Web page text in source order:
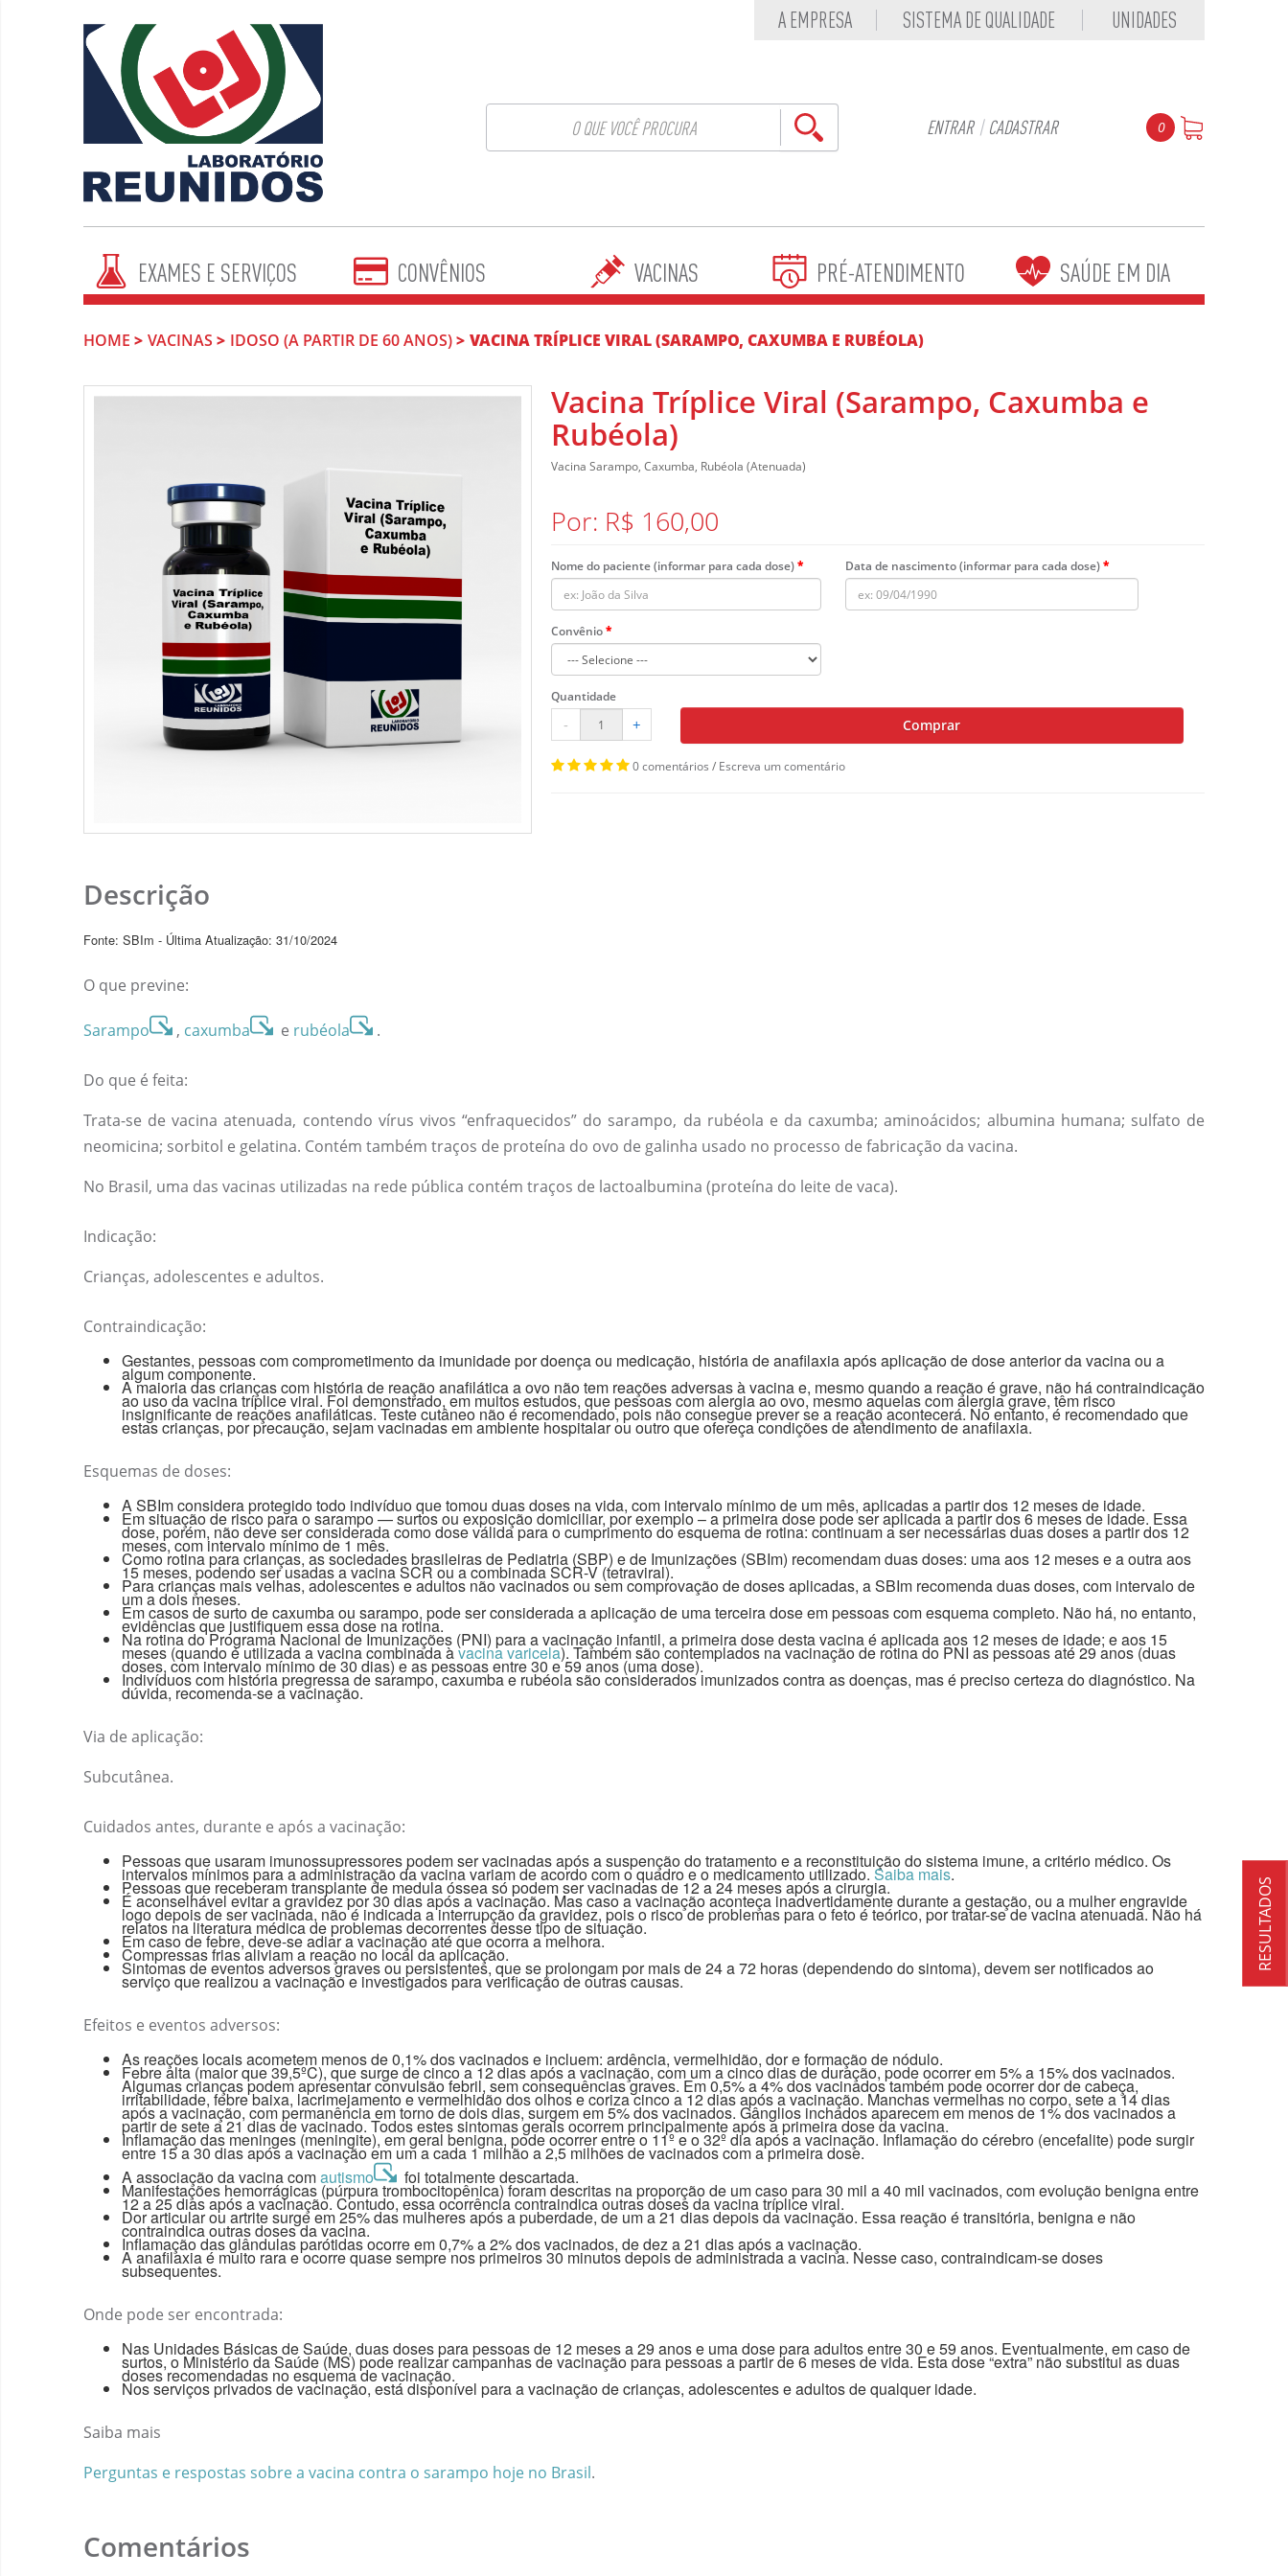
A EMPRESA SISTEMA DE QUALIDADE UNIDADES
ENTRAR | CADASTRAR 0
EXAMES E SERVIÇOS CONVÊNIOS VACINAS PRÉ-ATENDIMENTO SAÚDE EM DIA
HOME VACINAS IDOSO (A PARTIR DE 60 ANOS) VACINA TRÍPLICE VIRAL (SARAMPO, CAXUMBA E RUBÉOLA)
Vacina Tríplice Viral (Sarampo, Caxumba e
Rubéola)
Vacina Sarampo, Caxumba, Rubéola (Atenuada)
Por: R$ 160,00
Nome do paciente (informar para cada dose) Data de nascimento (informar para cada dose)
Convênio
Quantidade
- + Comprar
0 comentários / Escreva um comentário
Descrição
Fonte: SBIm - Última Atualização: 31/10/2024
O que previne:
Sarampo , caxumba e rubéola .
Do que é feita:
Trata-se de vacina atenuada, contendo vírus vivos “enfraquecidos” do sarampo, da rubéola e da caxumba; aminoácidos; albumina humana; sulfato de
neomicina; sorbitol e gelatina. Contém também traços de proteína do ovo de galinha usado no processo de fabricação da vacina.
No Brasil, uma das vacinas utilizadas na rede pública contém traços de lactoalbumina (proteína do leite de vaca).
Indicação:
Crianças, adolescentes e adultos.
Contraindicação:
Gestantes, pessoas com comprometimento da imunidade por doença ou medicação, história de anafilaxia após aplicação de dose anterior da vacina ou a
algum componente.
A maioria das crianças com história de reação anafilática a ovo não tem reações adversas à vacina e, mesmo quando a reação é grave, não há contraindicação
ao uso da vacina tríplice viral. Foi demonstrado, em muitos estudos, que pessoas com alergia ao ovo, mesmo aquelas com alergia grave, têm risco
insignificante de reações anafiláticas. Teste cutâneo não é recomendado, pois não consegue prever se a reação acontecerá. No entanto, é recomendado que
estas crianças, por precaução, sejam vacinadas em ambiente hospitalar ou outro que ofereça condições de atendimento de anafilaxia.
Esquemas de doses:
A SBIm considera protegido todo indivíduo que tomou duas doses na vida, com intervalo mínimo de um mês, aplicadas a partir dos 12 meses de idade.
Em situação de risco para o sarampo — surtos ou exposição domiciliar, por exemplo – a primeira dose pode ser aplicada a partir dos 6 meses de idade. Essa
dose, porém, não deve ser considerada como dose válida para o cumprimento do esquema de rotina: continuam a ser necessárias duas doses a partir dos 12
meses, com intervalo mínimo de 1 mês.
Como rotina para crianças, as sociedades brasileiras de Pediatria (SBP) e de Imunizações (SBIm) recomendam duas doses: uma aos 12 meses e a outra aos
15 meses, podendo ser usadas a vacina SCR ou a combinada SCR-V (tetraviral).
Para crianças mais velhas, adolescentes e adultos não vacinados ou sem comprovação de doses aplicadas, a SBIm recomenda duas doses, com intervalo de
um a dois meses.
Em casos de surto de caxumba ou sarampo, pode ser considerada a aplicação de uma terceira dose em pessoas com esquema completo. Não há, no entanto,
evidências que justifiquem essa dose na rotina.
Na rotina do Programa Nacional de Imunizações (PNI) para a vacinação infantil, a primeira dose desta vacina é aplicada aos 12 meses de idade; e aos 15
meses (quando é utilizada a vacina combinada àvacina varicela). Também são contemplados na vacinação de rotina do PNI as pessoas até 29 anos (duas
doses, com intervalo mínimo de 30 dias) e as pessoas entre 30 e 59 anos (uma dose).
Indivíduos com história pregressa de sarampo, caxumba e rubéola são considerados imunizados contra as doenças, mas é preciso certeza do diagnóstico. Na
dúvida, recomenda-se a vacinação.
Via de aplicação:
Subcutânea.
Cuidados antes, durante e após a vacinação:
Pessoas que usaram imunossupressores podem ser vacinadas após a suspenção do tratamento e a reconstituição do sistema imune, a critério médico. Os
intervalos mínimos para a administração da vacina variam de acordo com o quadro e o medicamento utilizado.Saiba mais.
Pessoas que receberam transplante de medula óssea só podem ser vacinadas de 12 a 24 meses após a cirurgia.
É aconselhável evitar a gravidez por 30 dias após a vacinação. Mas caso a vacinação aconteça inadvertidamente durante a gestação, ou a mulher engravide
logo depois de ser vacinada, não é indicada a interrupção da gravidez, pois o risco de problemas para o feto é teórico, por tratar-se de vacina atenuada. Não há
relatos na literatura médica de problemas decorrentes desse tipo de situação.
Em caso de febre, deve-se adiar a vacinação até que ocorra a melhora.
Compressas frias aliviam a reação no local da aplicação.
Sintomas de eventos adversos graves ou persistentes, que se prolongam por mais de 24 a 72 horas (dependendo do sintoma), devem ser notificados ao
serviço que realizou a vacinação e investigados para verificação de outras causas.
Efeitos e eventos adversos:
As reações locais acometem menos de 0,1% dos vacinados e incluem: ardência, vermelhidão, dor e formação de nódulo.
Febre alta (maior que 39,5ºC), que surge de cinco a 12 dias após a vacinação, com um a cinco dias de duração, pode ocorrer em 5% a 15% dos vacinados.
Algumas crianças podem apresentar convulsão febril, sem consequências graves. Em 0,5% a 4% dos vacinados também pode ocorrer dor de cabeça,
irritabilidade, febre baixa, lacrimejamento e vermelhidão dos olhos e coriza cinco a 12 dias após a vacinação. Manchas vermelhas no corpo, sete a 14 dias
após a vacinação, com permanência em torno de dois dias, surgem em 5% dos vacinados. Gânglios inchados aparecem em menos de 1% dos vacinados a
partir de sete a 21 dias de vacinado. Todos estes sintomas gerais ocorrem principalmente após a primeira dose da vacina.
Inflamação das meninges (meningite), em geral benigna, pode ocorrer entre o 11º e o 32º dia após a vacinação. Inflamação do cérebro (encefalite) pode surgir
entre 15 a 30 dias após a vacinação em um a cada 1 milhão a 2,5 milhões de vacinados com a primeira dose.
A associação da vacina comautismo foi totalmente descartada.
Manifestações hemorrágicas (púrpura trombocitopênica) foram descritas na proporção de um caso para 30 mil a 40 mil vacinados, com evolução benigna entre
12 a 25 dias após a vacinação. Contudo, essa ocorrência contraindica outras doses da vacina tríplice viral.
Dor articular ou artrite surge em 25% das mulheres após a puberdade, de um a 21 dias depois da vacinação. Essa reação é transitória, benigna e não
contraindica outras doses da vacina.
Inflamação das glândulas parótidas ocorre em 0,7% a 2% dos vacinados, de dez a 21 dias após a vacinação.
A anafilaxia é muito rara e ocorre quase sempre nos primeiros 30 minutos depois de administrada a vacina. Nesse caso, contraindicam-se doses
subsequentes.
Onde pode ser encontrada:
Nas Unidades Básicas de Saúde, duas doses para pessoas de 12 meses a 29 anos e uma dose para adultos entre 30 e 59 anos. Eventualmente, em caso de
surtos, o Ministério da Saúde (MS) pode realizar campanhas de vacinação para pessoas a partir de 6 meses de vida. Esta dose “extra” não substitui as duas
doses recomendadas no esquema de vacinação.
Nos serviços privados de vacinação, está disponível para a vacinação de crianças, adolescentes e adultos de qualquer idade.
Saiba mais
Perguntas e respostas sobre a vacina contra o sarampo hoje no Brasil.
Comentários
RESULTADOS